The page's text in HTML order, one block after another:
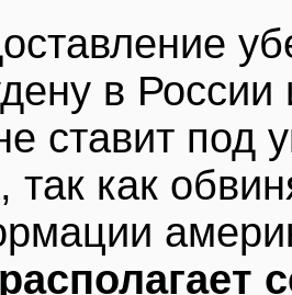
в
ставит под
как